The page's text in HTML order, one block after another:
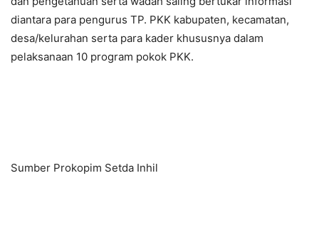
diantara para pengurus TP. PKK kabupaten, kecamatan,
desa/kelurahan serta para kader khususnya dalam
pelaksanaan 10 program pokok PKK.
Sumber Prokopim Setda Inhil